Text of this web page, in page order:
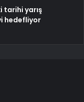
tarihi yarış
hedefliyor